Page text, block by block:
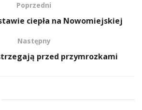
Poprzedni
ciepła na Nowomiejskiej
Następny
przed przymrozkami